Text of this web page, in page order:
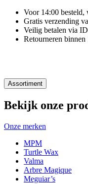
Voor 14:00 besteld,
Gratis verzending
Veilig betalen via
Retourneren binnen
Assortiment
Bekijk onze
Onze merken
MPM
Turtle Wax
Valma
Arbre Magique
Meguiar’s